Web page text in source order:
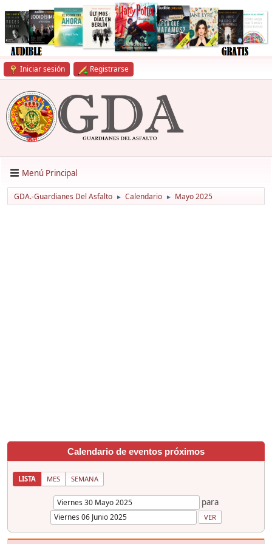
Iniciar sesión Registrarse
Menú Principal
GDA.-Guardianes Del Asfalto ► Calendario ► Mayo 2025
Calendario de eventos próximos
LISTA MES SEMANA
para